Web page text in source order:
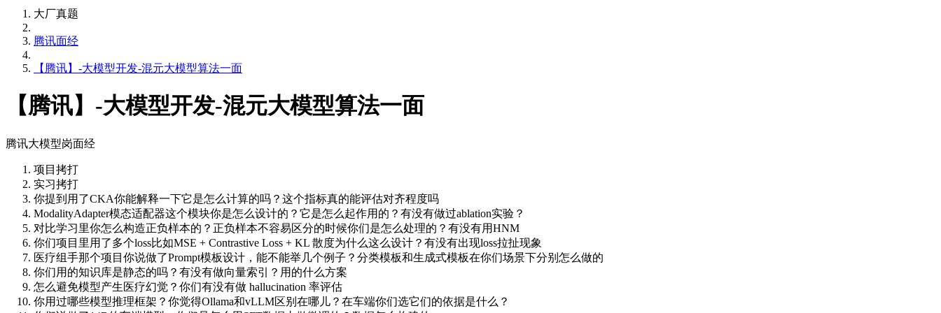
大厂真题
腾讯面经
【腾讯】-大模型开发-混元大模型算法一面
【腾讯】-大模型开发-混元大模型算法一面
腾讯大模型岗面经
项目拷打
实习拷打
你提到用了CKA你能解释一下它是怎么计算的吗？这个指标真的能评估对齐程度吗
ModalityAdapter模态适配器这个模块你是怎么设计的？它是怎么起作用的？有没有做过ablation实验？
对比学习里你怎么构造正负样本的？正负样本不容易区分的时候你们是怎么处理的？有没有用HNM
你们项目里用了多个loss比如MSE + Contrastive Loss + KL 散度为什么这么设计？有没有出现loss拉扯现象
医疗组手那个项目你说做了Prompt模板设计，能不能举几个例子？分类模板和生成式模板在你们场景下分别怎么做的
你们用的知识库是静态的吗？有没有做向量索引？用的什么方案
怎么避免模型产生医疗幻觉？你们有没有做 hallucination 率评估
你用过哪些模型推理框架？你觉得Ollama和vLLM区别在哪儿？在车端你们选它们的依据是什么？